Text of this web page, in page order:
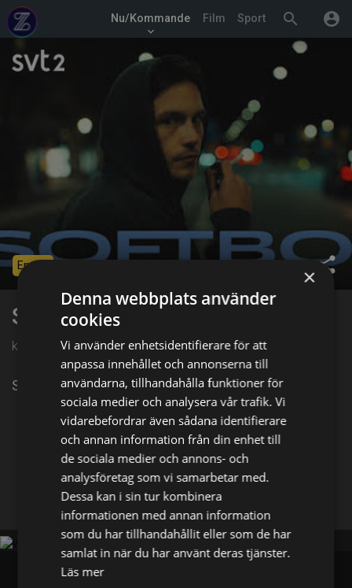
search account_circle
Nu/Kommande
keyboard_arrow_down
Film Sport
share
Ended
Softboi
kl. 22:55 på SVT2
Svensk kortfilm från 2026
Facebook X E-postadress
×
Denna webbplats använder
cookies
Vi använder enhetsidentifierare för att
anpassa innehållet och annonserna till
användarna, tillhandahålla funktioner för
sociala medier och analysera vår trafik. Vi
vidarebefordrar även sådana identifierare
och annan information från din enhet till
de sociala medier och annons- och
analysföretag som vi samarbetar med.
Dessa kan i sin tur kombinera
informationen med annan information
som du har tillhandahållit eller som de har
samlat in när du har använt deras tjänster.
Läs mer